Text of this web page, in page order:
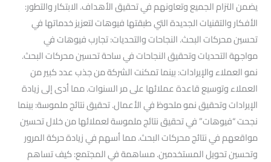
يضمن التزام الجميع وتعاونهم في تحقيق الأهداف. الابتكار والتطور:
الأفكار والتقنيات الجديدة التي طبقتها فيوهات لتعزيز خدماتها في
تحسين محركات البحث. النجاحات والتحديات: تجارب فيوهات في
مواجهة التحديات وتحقيق النجاحات في ساحة تحسين محركات البحث.
نمو العملاء والإيرادات: بينما تمكنت الشركة من جذب عدد كبير من
العملاء وتوسيع قاعدة عملائها على مر السنوات. مما أدى إلى زيادة
الإيرادات وتحقيق نمو ملحوظ في الأعمال. تحقيق نتائج ملموسة: بينما
نجحت “فيوهات” في تحقيق نتائج ملموسة لعملائها من خلال تحسين
مواقعهم في نتائج محركات البحث. مما أسهم في زيادة حركة المرور
وتحسين تحويل المستخدمين. مساهمة في المجتمع: كيف تساهم